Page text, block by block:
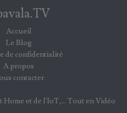
Accueil
Le Blog
de confidentialité
A propos
contacter
Home et de l'IoT,... Tout en Vidéo